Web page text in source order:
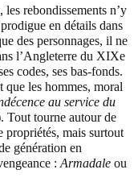
rebondissements n’y
en détails dans
des personnages, il ne
l’Angleterre du XIXe
codes, ses bas-fonds.
les hommes, moral
au service du
Tout tourne autour de
propriétés, mais surtout
génération en
: Armadale ou